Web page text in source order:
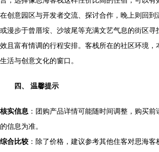
在创意园区与开发者交流、探讨合作，晚上则回到
或漫步于曾厝垵、沙坡尾等充满文艺气息的街区寻
效且富有情调的行程安排。客栈所在的社区环境，
生活与创意文化的窗口。
四、 温馨提示
核实信息 ：团购产品详情可能随时间调整，购买
的信息为准。
综合比较 ：除了价格，建议参考其他住客对思海客